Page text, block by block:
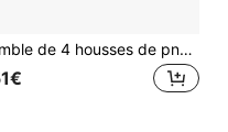
Ensemble de 4 housses de pneu de voiture, imperméable, résistant aux UV et au gel, housse de protection anti-poussière pour pneu, housse de protection toutes saisons anti-UV et anti-poussière, housse de rangement et de protection pour roue de secours